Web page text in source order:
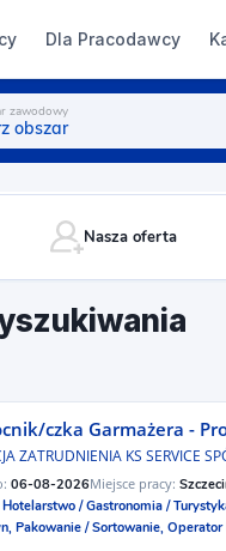
Dla Pracodawcy
zawodowy
obszar
Nasza oferta
czka Garmażera -
ZATRUDNIENIA KS SERVICE
06-08-2026Miejsce pracy:
Hotelarstwo / Gastronomia /
Pakowanie / Sortowanie, Operator